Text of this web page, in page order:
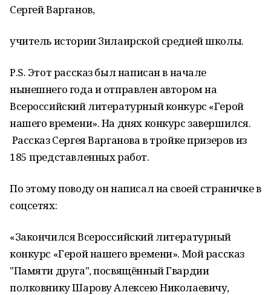
Сергей Варганов,
учитель истории Зилаирской средней школы.
Р.S. Этот рассказ был написан в начале
нынешнего года и отправлен автором на
Всероссийский литературный конкурс «Герой
нашего времени». На днях конкурс завершился.
Рассказ Сергея Варганова в тройке призеров из
185 представленных работ.
По этому поводу он написал на своей страничке в
соцсетях:
«Закончился Всероссийский литературный
конкурс «Герой нашего времени». Мой рассказ
"Памяти друга", посвящённый Гвардии
полковнику Шарову Алексею Николаевичу,